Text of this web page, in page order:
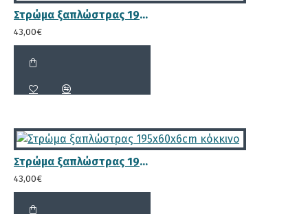
Ενισχυμένος κορμός πλάτης με
διαστάσεις 4.6x3.6 cm
Πάχος δοκού στηριξης πλάτης
Φ28mm
Στρώμα ξαπλώστρας 195x60x6cm ανθρακί
43,00€
Στρώμα ξαπλώστρας 195x60x6cm κόκκινο
43,00€